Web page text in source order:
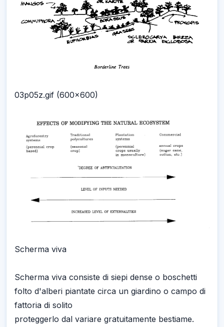
03p05z.gif (600x600)
Scherma viva
Scherma viva consiste di siepi dense o boschetti
folto d'alberi piantate circa un giardino o campo di
fattoria di solito
proteggerlo dal variare gratuitamente bestiame.